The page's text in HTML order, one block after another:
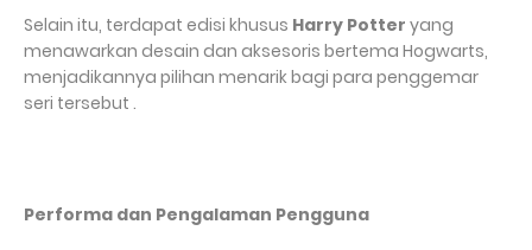
Selain itu, terdapat edisi khusus Harry Potter yang
menawarkan desain dan aksesoris bertema Hogwarts,
menjadikannya pilihan menarik bagi para penggemar
seri tersebut .
Performa dan Pengalaman Pengguna